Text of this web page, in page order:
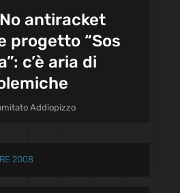
antiracket
progetto “Sos
c’è aria di
Addiopizzo
2008